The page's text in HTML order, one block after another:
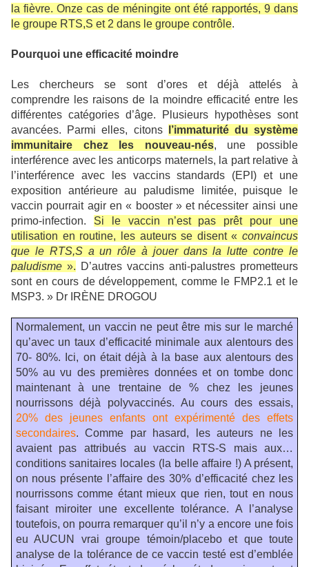
la fièvre. Onze cas de méningite ont été rapportés, 9 dans
le groupe RTS,S et 2 dans le groupe contrôle.
Pourquoi une efficacité moindre
Les chercheurs se sont d’ores et déjà attelés à
comprendre les raisons de la moindre efficacité entre les
différentes catégories d’âge. Plusieurs hypothèses sont
avancées. Parmi elles, citons
l’immaturité du système
immunitaire chez les nouveau-nés, une possible
interférence avec les anticorps maternels, la part relative à
l’interférence avec les vaccins standards (EPI) et une
exposition antérieure au paludisme limitée, puisque le
vaccin pourrait agir en « booster » et nécessiter ainsi une
primo-infection. Si le vaccin n’est pas prêt pour une
utilisation en routine, les auteurs se disent « convaincus
que le RTS,S a un rôle à jouer dans la lutte contre le
paludisme ». D’autres vaccins anti-palustres prometteurs
sont en cours de développement, comme le FMP2.1 et le
MSP3. » Dr IRÈNE DROGOU
Normalement, un vaccin ne peut être mis sur le marché
qu’avec un taux d’efficacité minimale aux alentours des
70- 80%. Ici, on était déjà à la base aux alentours des
50% au vu des premières données et on tombe donc
maintenant à une trentaine de % chez les jeunes
nourrissons déjà polyvaccinés. Au cours des essais,
20% des jeunes enfants ont expérimenté des effets
secondaires. Comme par hasard, les auteurs ne les
avaient pas attribués au vaccin RTS-S mais aux…
conditions sanitaires locales (la belle affaire !) A présent,
on nous présente l’affaire des 30% d’efficacité chez les
nourrissons comme étant mieux que rien, tout en nous
faisant miroiter une excellente tolérance. A l’analyse
toutefois, on pourra remarquer qu’il n’y a encore une fois
eu AUCUN vrai groupe témoin/placebo et que toute
analyse de la tolérance de ce vaccin testé est d’emblée